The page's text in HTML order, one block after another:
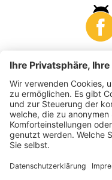
Business
2026